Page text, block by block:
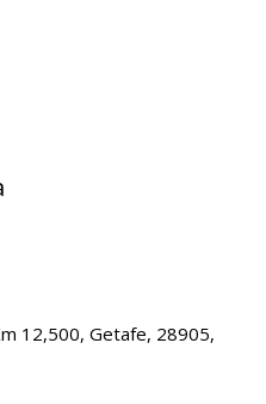
12,500, Getafe, 28905,